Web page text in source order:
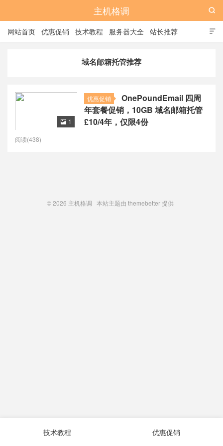
主机格调

网站首页 优惠促销 技术教程 服务器大全 站长推荐

域名邮箱托管推荐
优惠促销
OnePoundEmail 四周
年套餐促销，10GB 域名邮箱托管
£10/4年，仅限4份
 1
阅读(438)
© 2026 主机格调 本站主题由 themebetter提供
技术教程 优惠促销